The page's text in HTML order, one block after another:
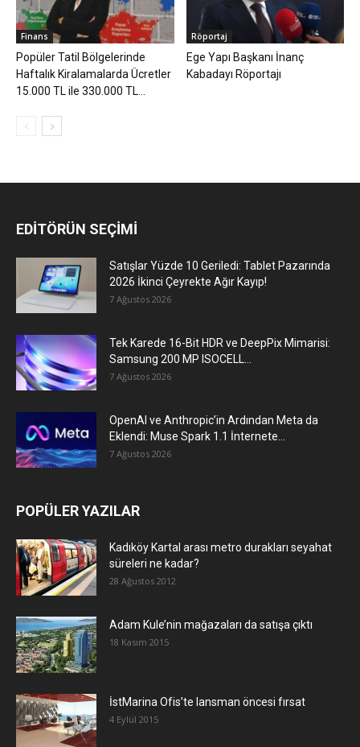
Finans
Popüler Tatil Bölgelerinde
Haftalık Kiralamalarda Ücretler
15.000 TL ile 330.000 TL...
Röportaj
Ege Yapı Başkanı İnanç
Kabadayı Röportajı
EDİTÖRÜN SEÇİMİ
Satışlar Yüzde 10 Geriledi: Tablet Pazarında
2026 İkinci Çeyrekte Ağır Kayıp!
7 Ağustos 2026
Tek Karede 16-Bit HDR ve DeepPix Mimarisi:
Samsung 200 MP ISOCELL...
7 Ağustos 2026
OpenAI ve Anthropic’in Ardından Meta da
Eklendi: Muse Spark 1.1 İnternete...
7 Ağustos 2026
POPÜLER YAZILAR
Kadıköy Kartal arası metro durakları seyahat
süreleri ne kadar?
28 Ağustos 2012
Adam Kule’nin mağazaları da satışa çıktı
18 Kasım 2015
İstMarina Ofis’te lansman öncesi fırsat
4 Eylül 2015